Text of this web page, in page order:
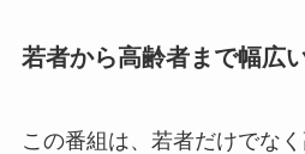
若者から高齢者まで幅広
この番組は、若者だけでな